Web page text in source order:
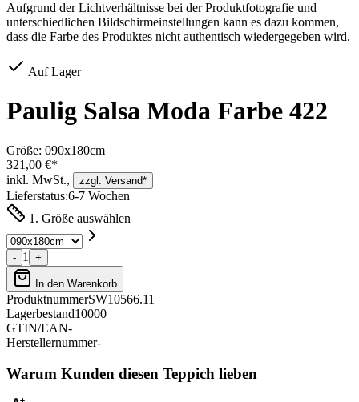
Aufgrund der Lichtverhältnisse bei der Produktfotografie und
unterschiedlichen Bildschirmeinstellungen kann es dazu kommen,
dass die Farbe des Produktes nicht authentisch wiedergegeben wird.
Auf Lager
Paulig Salsa Moda Farbe 422
Größe: 090x180cm
321,00 €*
inkl. MwSt.,
zzgl. Versand*
Lieferstatus:6-7 Wochen
1. Größe auswählen
- 1 +
In den Warenkorb
ProduktnummerSW10566.11
Lagerbestand10000
GTIN/EAN-
Herstellernummer-
Warum Kunden diesen Teppich lieben